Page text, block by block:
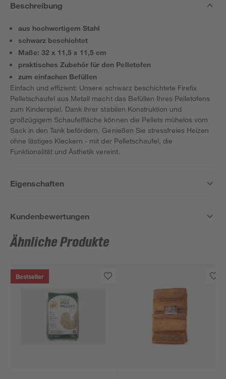
Beschreibung
aus hochwertigem Stahl
schwarz beschichtet
Maße: 32 x 11,5 x 11,5 cm
praktisches Zubehör für den Pelletofen
zum einfachen Befüllen
Einfach und effizient: Unsere schwarz beschichtete Firefix
Pelletschaufel aus Metall macht das Befüllen Ihres Pelletofens
zum Kinderspiel. Dank ihrer stabilen Konstruktion und
großzügigem Schaufelfläche können die Pellets mühelos vom
Sack in den Tank befördern. Genießen Sie stressfreies Heizen
ohne lästiges Kleckern - mit der Pelletschaufel, die
Funktionalität und Ästhetik vereint.
Eigenschaften
Kundenbewertungen
Ähnliche Produkte
Bestseller